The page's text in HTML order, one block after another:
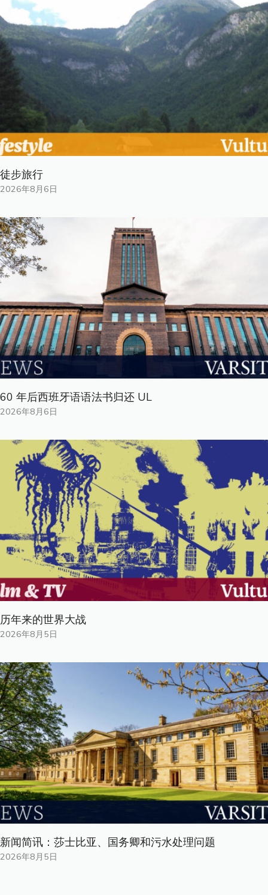
徒步旅行
2026年8月6日
60 年后西班牙语语法书归还 UL
2026年8月6日
历年来的世界大战
2026年8月5日
新闻简讯：莎士比亚、国务卿和污水处理问题
2026年8月5日